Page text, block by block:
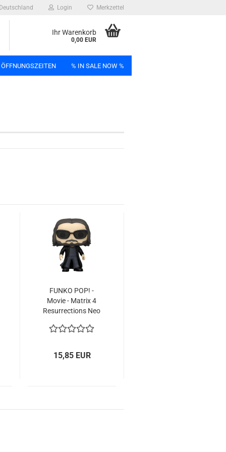
Deutschland Login Merkzettel
Ihr Warenkorb
0,00 EUR
% IN SALE NOW %
FUNKO POP! -
Movie - Ma­trix 4
Re­sur­rec­tions Neo
15,85 EUR